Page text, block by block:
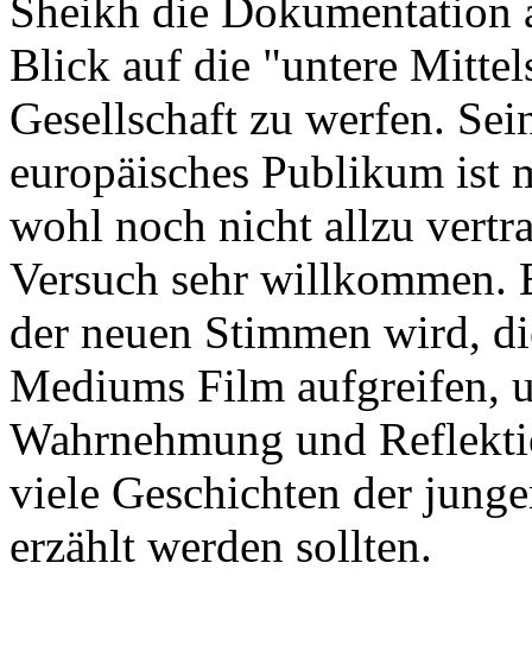
Sheikh die
Blick auf die "untere
Gesellschaft zu werfen.
europäisches Publikum ist
wohl noch nicht allzu
Versuch sehr willkommen.
der neuen Stimmen wird,
Mediums Film aufgreifen,
Wahrnehmung und
viele Geschichten der
erzählt werden sollten.